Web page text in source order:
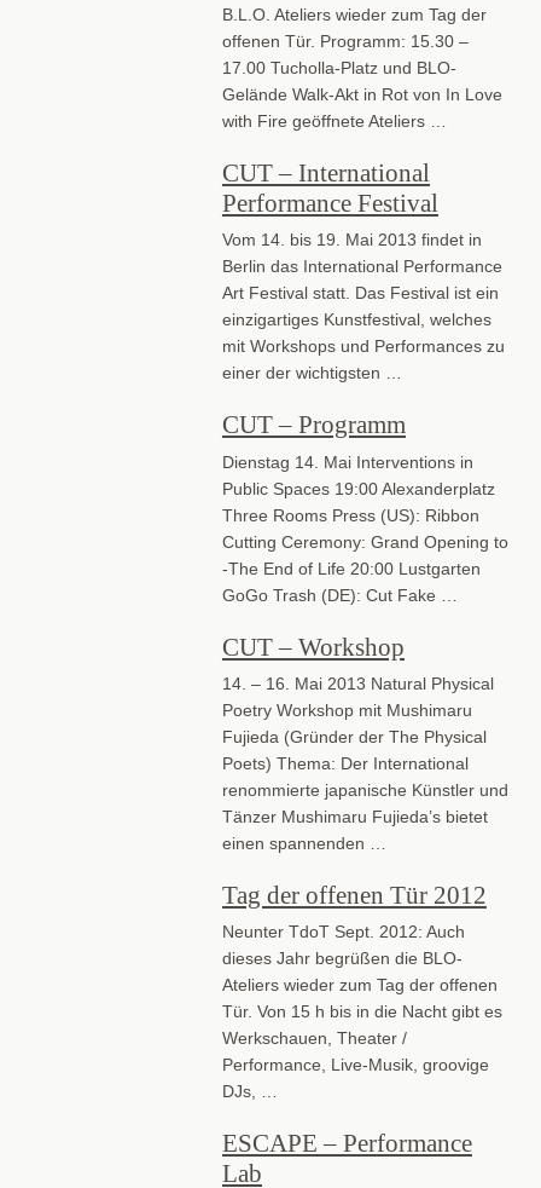
B.L.O. Ateliers wieder zum Tag der
offenen Tür. Programm: 15.30 –
17.00 Tucholla-Platz und BLO-
Gelände Walk-Akt in Rot von In Love
with Fire geöffnete Ateliers …
CUT – International
Performance Festival
Vom 14. bis 19. Mai 2013 findet in
Berlin das International Performance
Art Festival statt. Das Festival ist ein
einzigartiges Kunstfestival, welches
mit Workshops und Performances zu
einer der wichtigsten …
CUT – Programm
Dienstag 14. Mai Interventions in
Public Spaces 19:00 Alexanderplatz
Three Rooms Press (US): Ribbon
Cutting Ceremony: Grand Opening to
-The End of Life 20:00 Lustgarten
GoGo Trash (DE): Cut Fake …
CUT – Workshop
14. – 16. Mai 2013 Natural Physical
Poetry Workshop mit Mushimaru
Fujieda (Gründer der The Physical
Poets) Thema: Der International
renommierte japanische Künstler und
Tänzer Mushimaru Fujieda’s bietet
einen spannenden …
Tag der offenen Tür 2012
Neunter TdoT Sept. 2012: Auch
dieses Jahr begrüßen die BLO-
Ateliers wieder zum Tag der offenen
Tür. Von 15 h bis in die Nacht gibt es
Werkschauen, Theater /
Performance, Live-Musik, groovige
DJs, …
ESCAPE – Performance
Lab